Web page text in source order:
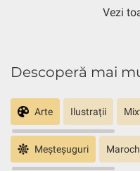
Vezi
Descoperă mai
Arte Ilustrații
Meșteșuguri